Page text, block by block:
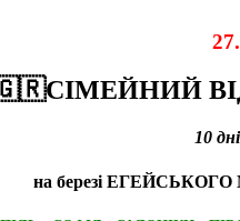
СІМЕЙНИЙ
10
на березі